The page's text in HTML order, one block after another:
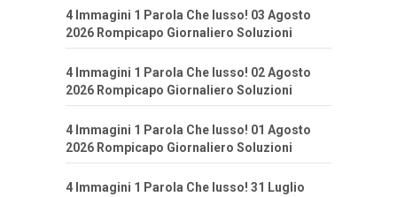
4 Immagini 1 Parola Che lusso! 03 Agosto
2026 Rompicapo Giornaliero Soluzioni
4 Immagini 1 Parola Che lusso! 02 Agosto
2026 Rompicapo Giornaliero Soluzioni
4 Immagini 1 Parola Che lusso! 01 Agosto
2026 Rompicapo Giornaliero Soluzioni
4 Immagini 1 Parola Che lusso! 31 Luglio